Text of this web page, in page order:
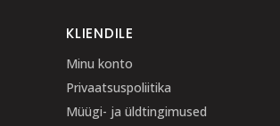
KLIENDILE
Minu konto
Privaatsuspoliitika
Müügi- ja üldtingimused